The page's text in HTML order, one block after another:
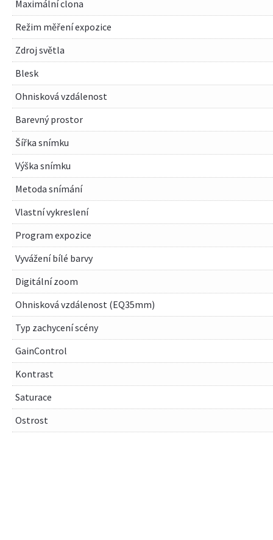
Maximální clona
Režim měření expozice
Zdroj světla
Blesk
Ohnisková vzdálenost
Barevný prostor
Šířka snímku
Výška snímku
Metoda snímání
Vlastní vykreslení
Program expozice
Vyvážení bílé barvy
Digitální zoom
Ohnisková vzdálenost (EQ35mm)
Typ zachycení scény
GainControl
Kontrast
Saturace
Ostrost